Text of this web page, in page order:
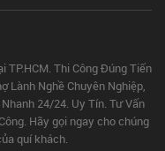
TP.HCM. Thi Công Đúng Tiến
Lành Nghề Chuyên Nghiệp,
24/24. Uy Tín. Tư Vấn
Hãy gọi ngay cho chúng
quí khách.